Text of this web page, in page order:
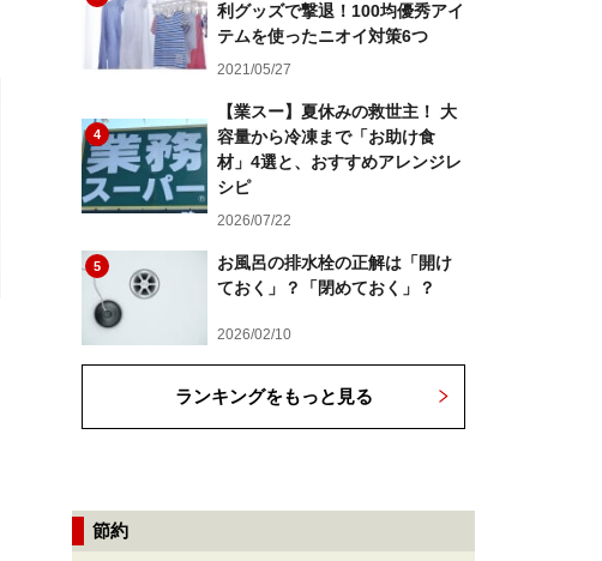
利グッズで撃退！100均優秀アイ
テムを使ったニオイ対策6つ
2021/05/27
4
【業スー】夏休みの救世主！ 大
容量から冷凍まで「お助け食
材」4選と、おすすめアレンジレ
シピ
2026/07/22
5
お風呂の排水栓の正解は「開け
ておく」？「閉めておく」？
2026/02/10
ランキングをもっと見る
節約